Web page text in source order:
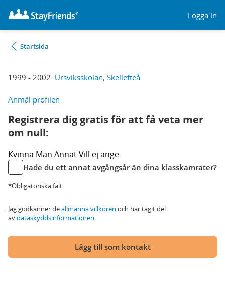
Logga in
Startsida
1999 - 2002: Ursviksskolan, Skellefteå
Anmäl profilen
Registrera dig gratis för att få veta mer
om null:
Kvinna Man AnnatVill ej ange
Hade du ett annat avgångsår än dina klasskamrater?
*Obligatoriska fält
Jag godkänner deallmänna villkoren och har tagit del
avdataskyddsinformationen.
Lägg till som kontakt